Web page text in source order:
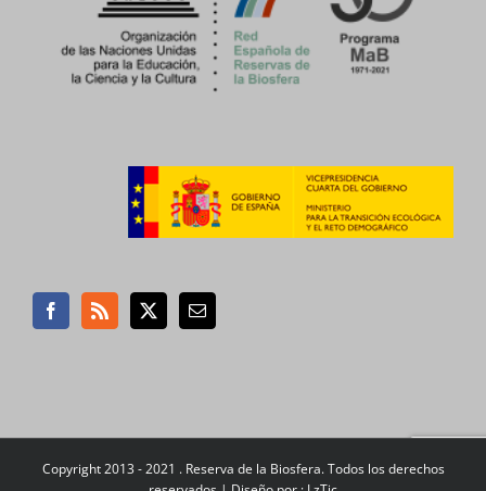
Copyright 2013 - 2021 . Reserva de la Biosfera. Todos los derechos